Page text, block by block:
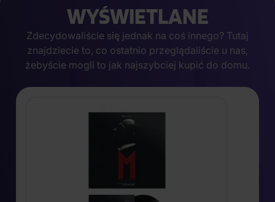
WYŚWIETLANE
Zdecydowaliście się jednak na coś innego? Tutaj
znajdziecie to, co ostatnio przeglądaliście u nas,
żebyście mogli to jak najszybciej kupić do domu.